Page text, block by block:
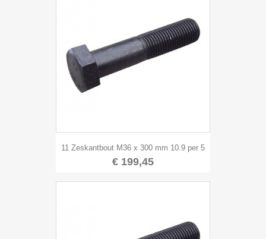
11 Zeskantbout M36 x 300 mm 10.9 per 5
€ 199,45